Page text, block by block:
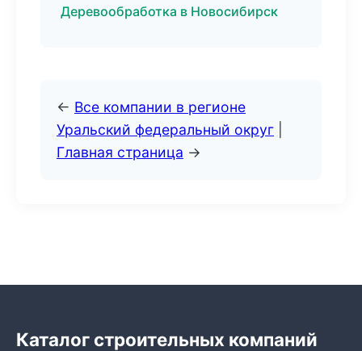
Деревообработка в Новосибирск
← Все компании в регионе
Уральский федеральный округ
Главная страница →
Каталог строительных компаний